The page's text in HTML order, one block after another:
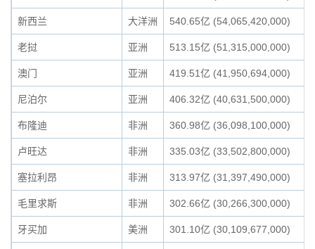
新西兰 大洋洲 540.65亿 (54,065,420,000)
老挝 亚洲 513.15亿 (51,315,000,000)
澳门 亚洲 419.51亿 (41,950,694,000)
尼泊尔 亚洲 406.32亿 (40,631,500,000)
布隆迪 非洲 360.98亿 (36,098,100,000)
卢旺达 非洲 335.03亿 (33,502,800,000)
塞拉利昂 非洲 313.97亿 (31,397,490,000)
毛里求斯 非洲 302.66亿 (30,266,300,000)
牙买加 美洲 301.10亿 (30,109,677,000)